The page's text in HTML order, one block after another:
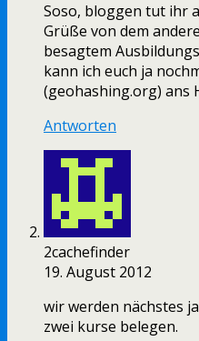
Soso, bloggen tut ihr
Grüße von dem
besagtem
kann ich euch ja
(geohashing.org) ans
Antworten
2cachefinder
19. August 2012
wir werden nächstes
zwei kurse belegen.